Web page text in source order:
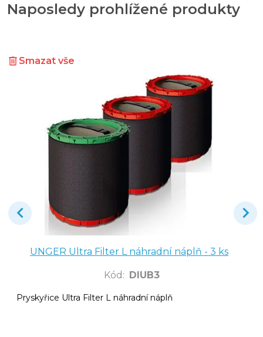
Naposledy prohlížené produkty
Smazat vše
UNGER Ultra Filter L náhradní náplň - 3 ks
Kód : DIUB3
Pryskyřice Ultra Filter L náhradní náplň